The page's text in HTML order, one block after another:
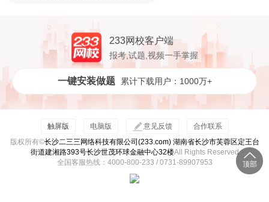
233网校客户端
报考,试题,视频一手掌握
一键安装做题 累计下载用户：1000万+
触屏版 电脑版 意见反馈
合作联系
版权所有©长沙二三三网络科技有限公司(233.com) 湖南省长沙市芙蓉区定王台
街道建湘路393号长沙世茂环球金融中心32楼All Rights Reserved
全国客服热线：4000-800-233 / 0731-89907953
顶部